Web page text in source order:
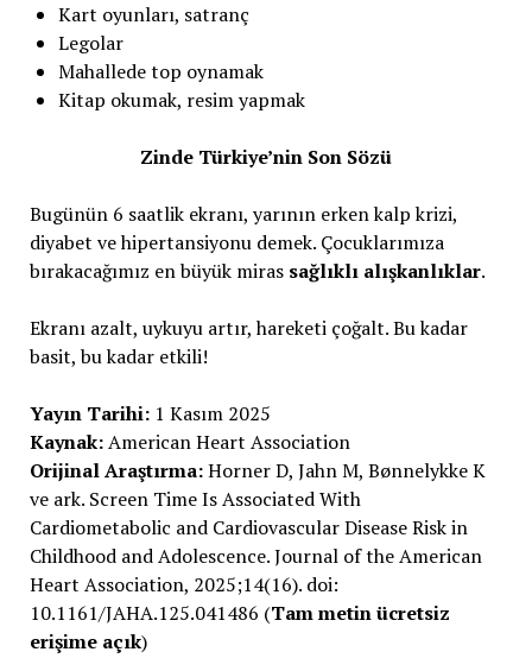
Kart oyunları, satranç
Legolar
Mahallede top oynamak
Kitap okumak, resim yapmak
Zinde Türkiye’nin Son Sözü
Bugünün 6 saatlik ekranı, yarının erken kalp krizi,
diyabet ve hipertansiyonu demek. Çocuklarımıza
bırakacağımız en büyük miras sağlıklı alışkanlıklar.
Ekranı azalt, uykuyu artır, hareketi çoğalt. Bu kadar
basit, bu kadar etkili!
Yayın Tarihi:1 Kasım 2025
Kaynak:American Heart Association
Orijinal Araştırma:Horner D, Jahn M, Bønnelykke K
ve ark. Screen Time Is Associated With
Cardiometabolic and Cardiovascular Disease Risk in
Childhood and Adolescence. Journal of the American
Heart Association, 2025;14(16). doi:
10.1161/JAHA.125.041486 (Tam metin ücretsiz
erişime açık)